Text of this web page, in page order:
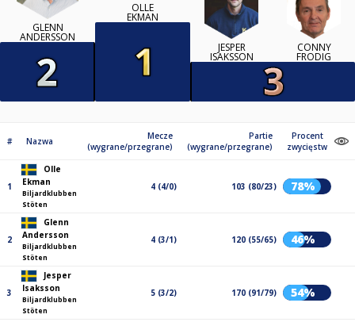
GLENN
ANDERSSON
OLLE
EKMAN
JESPER
ISAKSSON
CONNY
FRODIG
# Nazwa
Mecze
(wygrane/przegrane)
Partie
(wygrane/przegrane)
Procent
zwycięstw
1
Olle
Ekman
Biljardklubben
Stöten
4 (4/0) 103 (80/23) 78%
2
Glenn
Andersson
Biljardklubben
Stöten
4 (3/1) 120 (55/65) 46%
3
Jesper
Isaksson
Biljardklubben
Stöten
5 (3/2) 170 (91/79) 54%